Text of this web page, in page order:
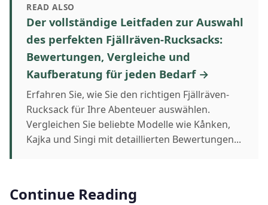
READ ALSO
Der vollständige Leitfaden zur Auswahl
des perfekten Fjällräven-Rucksacks:
Bewertungen, Vergleiche und
Kaufberatung für jeden Bedarf →
Erfahren Sie, wie Sie den richtigen Fjällräven-
Rucksack für Ihre Abenteuer auswählen.
Vergleichen Sie beliebte Modelle wie Kånken,
Kajka und Singi mit detaillierten Bewertungen...
Continue Reading